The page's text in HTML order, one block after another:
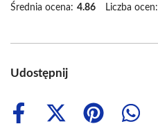
Średnia ocena: 4.86 Liczba ocen:
Udostępnij
Share
Share
Share
Share